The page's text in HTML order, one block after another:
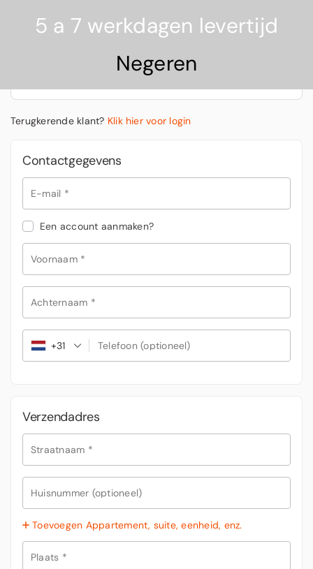
5 a 7 werkdagen levertijd
Negeren
Veilig betalen
Overzicht showvolgorde
Terugkerende klant? Klik hier voor login
Contactgegevens
E-mail *
Een account aanmaken?
Voornaam *
Achternaam *
Telefoon(optioneel)
+31
Verzendadres
Straatnaam *
Huisnummer (optioneel)
Toevoegen Appartement, suite, eenheid, enz.
Plaats *